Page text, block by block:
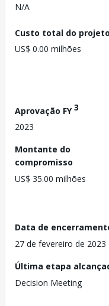
N/A
Custo total do projeto
US$ 0.00 milhões
Aprovação FY3
2023
Montante do
compromisso
US$ 35.00 milhões
Data de
27 de fevereiro de 2023
Última etapa
Decision Meeting